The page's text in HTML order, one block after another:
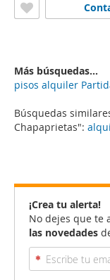
Búsquedas
Chapaprietas":
Más búsquedas...
pisos alquiler
¡Crea tu alerta!
No dejes que te
las novedades